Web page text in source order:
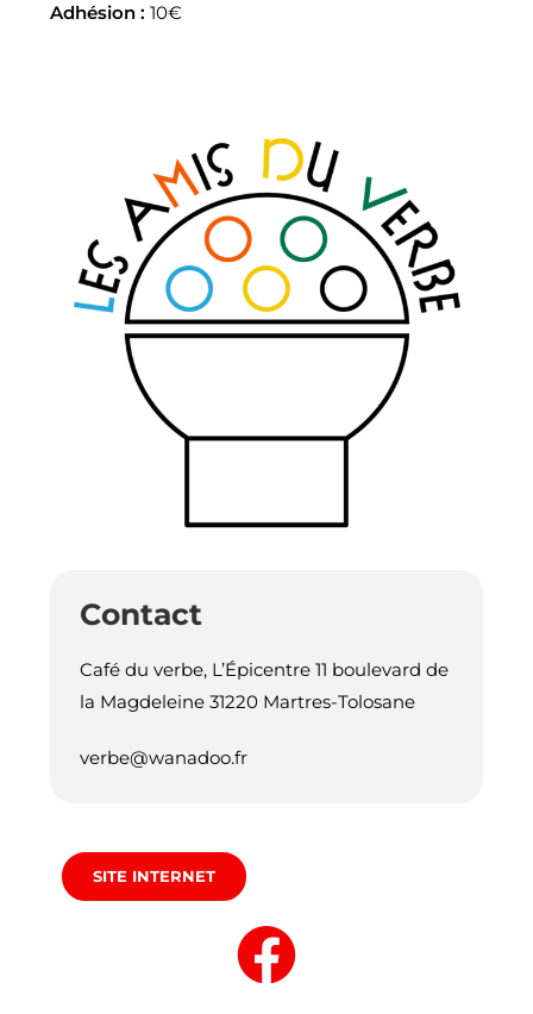
Adhésion : 10€
Contact
Café du verbe, L’Épicentre 11 boulevard de
la Magdeleine 31220 Martres-Tolosane
verbe@wanadoo.fr
SITE INTERNET